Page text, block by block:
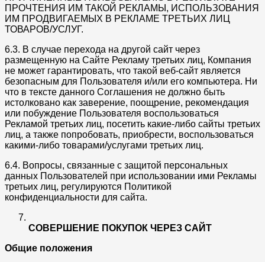
ПРОЧТЕНИЯ ИМ ТАКОЙ РЕКЛАМЫ, ИСПОЛЬЗОВАНИЯ
ИМ ПРОДВИГАЕМЫХ В РЕКЛАМЕ ТРЕТЬИХ ЛИЦ
ТОВАРОВ/УСЛУГ.
6.3. В случае перехода на другой сайт через
размещенную на Сайте Рекламу третьих лиц, Компания
не может гарантировать, что такой веб-сайт является
безопасным для Пользователя и/или его компьютера. Ни
что в тексте данного Соглашения не должно быть
истолковано как заверение, поощрение, рекомендация
или побуждение Пользователя воспользоваться
Рекламой третьих лиц, посетить какие-либо сайты третьих
лиц, а также попробовать, приобрести, воспользоваться
какими-либо товарами/услугами третьих лиц.
6.4. Вопросы, связанные с защитой персональных
данных Пользователей при использовании ими Рекламы
третьих лиц, регулируются Политикой
конфиденциальности для сайта.
СОВЕРШЕНИЕ ПОКУПОК ЧЕРЕЗ САЙТ
Общие положения